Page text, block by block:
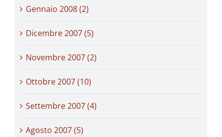
Gennaio 2008 (2)
Dicembre 2007 (5)
Novembre 2007 (2)
Ottobre 2007 (10)
Settembre 2007 (4)
Agosto 2007 (5)